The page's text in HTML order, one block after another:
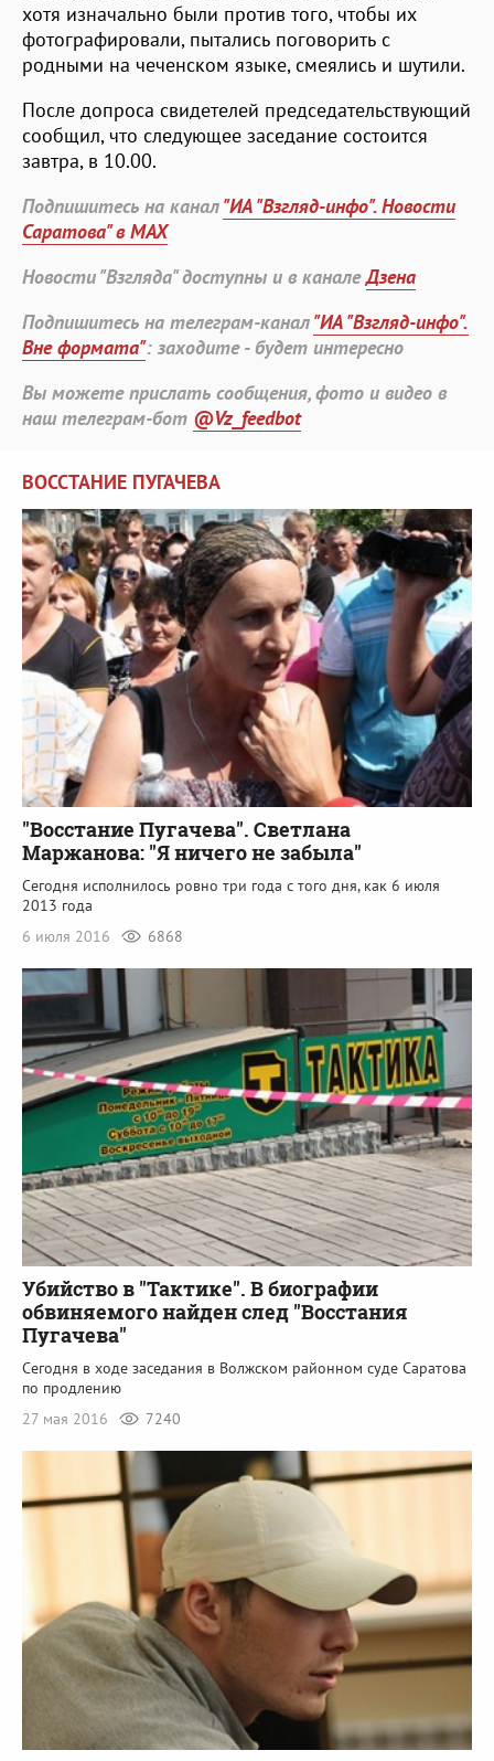
хотя изначально были против того, чтобы их
фотографировали, пытались поговорить с
родными на чеченском языке, смеялись и шутили.
После допроса свидетелей председательствующий
сообщил, что следующее заседание состоится
завтра, в 10.00.
Подпишитесь на канал"ИА "Взгляд-инфо". Новости
Саратова" в MAX
Новости "Взгляда" доступны и в каналеДзена
Подпишитесь на телеграм-канал"ИА "Взгляд-инфо".
Вне формата": заходите - будет интересно
Вы можете прислать сообщения, фото и видео в
наш телеграм-бот @Vz_feedbot
ВОССТАНИЕ ПУГАЧЕВА
"Восстание Пугачева". Светлана
Маржанова: "Я ничего не забыла"
Сегодня исполнилось ровно три года с того дня, как 6 июля
2013 года
6 июля 2016
6868
Убийство в "Тактике". В биографии
обвиняемого найден след "Восстания
Пугачева"
Сегодня в ходе заседания в Волжском районном суде Саратова
по продлению
27 мая 2016
7240